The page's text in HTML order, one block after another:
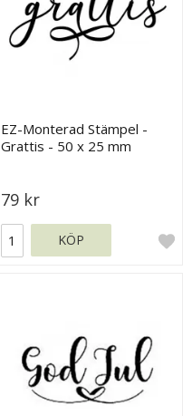
EZ-Monterad Stämpel -
Grattis - 50 x 25 mm
79 kr
KÖP